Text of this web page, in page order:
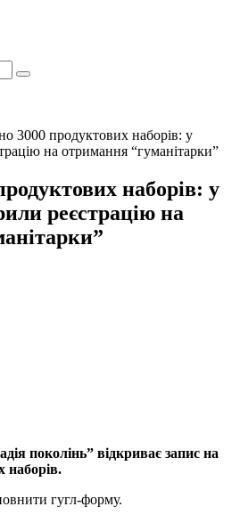
3000 продуктових наборів: у
на отримання “гуманітарки”
наборів: у
реєстрацію на
поколінь” відкриває запис на
наборів.
гугл-форму.